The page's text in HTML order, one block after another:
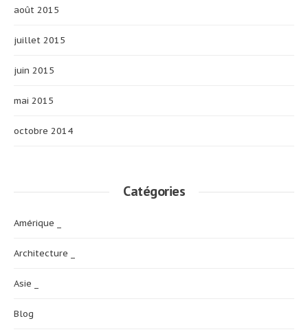
août 2015
juillet 2015
juin 2015
mai 2015
octobre 2014
Catégories
Amérique _
Architecture _
Asie _
Blog